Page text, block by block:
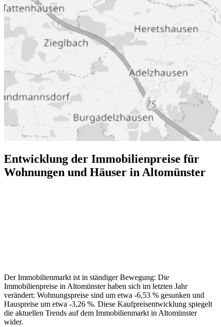
Entwicklung der Immobilienpreise für
Wohnungen und Häuser in Altomünster
Der Immobilienmarkt ist in ständiger Bewegung: Die
Immobilienpreise in Altomünster haben sich im letzten Jahr
verändert: Wohnungspreise sind um etwa -6,53 % gesunken und
Hauspreise um etwa -3,26 %. Diese Kaufpreisentwicklung spiegelt
die aktuellen Trends auf dem Immobilienmarkt in Altomünster
wider.